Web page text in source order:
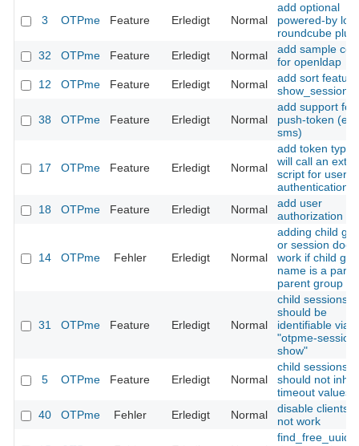
3 OTPme Feature Erledigt Normal
add optional
powered-by
roundcube
32
OTPme Feature Erledigt Normal
add sample
for openldap
12
OTPme Feature Erledigt Normal
add sort
38 OTPme Feature Erledigt Normal
add support for
push-token
sms)
17 OTPme Feature Erledigt Normal
add token type
will call an
script for user
authentication
18
OTPme Feature Erledigt Normal
add user
authorization
14 OTPme Fehler Erledigt Normal
adding child
or session
work if child
name is a part
parent group
31 OTPme Feature Erledigt Normal
child sessions
should be
identifiable via
"otpme-session
show"
5 OTPme Feature Erledigt Normal
child sessions
should not
timeout values
40
OTPme Fehler Erledigt Normal
disable clients
not work
find_free_uuid()